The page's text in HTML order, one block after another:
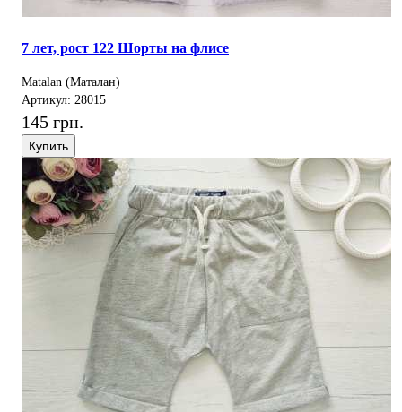
7 лет, рост 122 Шорты на флисе
Matalan (Маталан)
Артикул: 28015
145 грн.
Купить